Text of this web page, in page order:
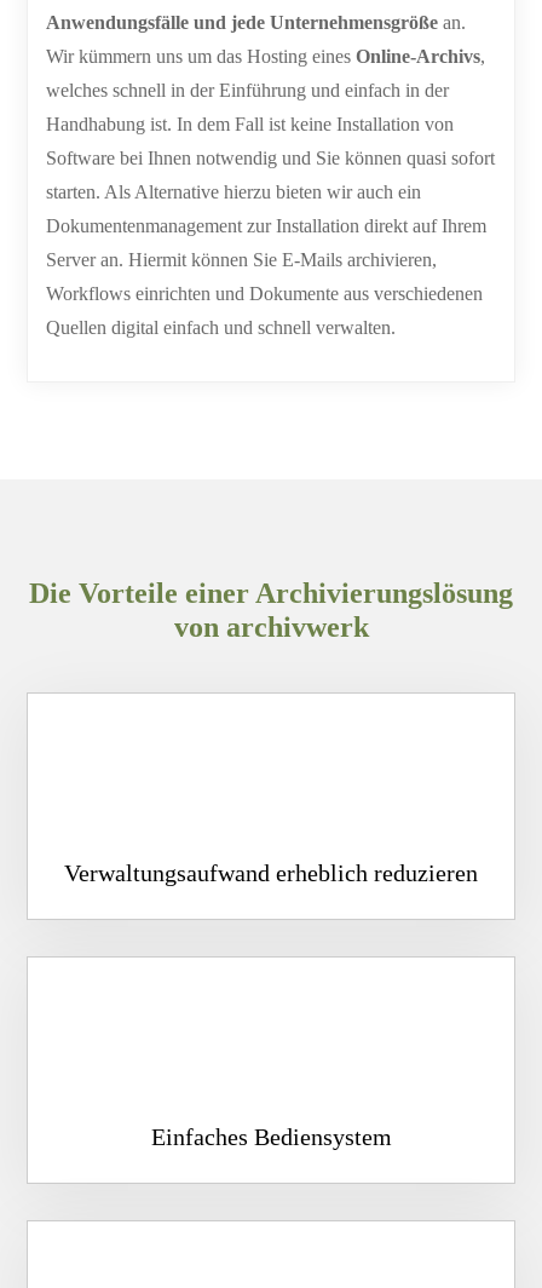
Anwendungsfälle und jede Unternehmensgröße an.
Wir kümmern uns um das Hosting einesOnline-Archivs,
welches schnell in der Einführung und einfach in der
Handhabung ist. In dem Fall ist keine Installation von
Software bei Ihnen notwendig und Sie können quasi sofort
starten. Als Alternative hierzu bieten wir auch ein
Dokumentenmanagement zur Installation direkt auf Ihrem
Server an. Hiermit können Sie E-Mails archivieren,
Workflows einrichten und Dokumente aus verschiedenen
Quellen digital einfach und schnell verwalten.
Die Vorteile einer Archivierungslösung
von archivwerk
Verwaltungsaufwand erheblich reduzieren
Einfaches Bediensystem